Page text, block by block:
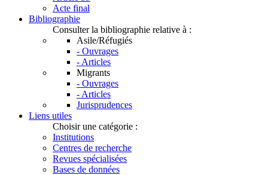
Acte final
Bibliographie
Consulter la bibliographie relative à :
Asile/Réfugiés
- Ouvrages
- Articles
Migrants
- Ouvrages
- Articles
Jurisprudences
Liens utiles
Choisir une catégorie :
Institutions
Centres de recherche
Revues spécialisées
Bases de données